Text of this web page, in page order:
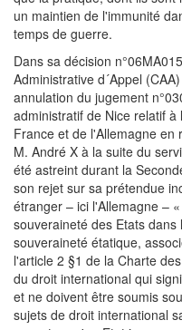
un maintien de l'immunité
temps de guerre.
Dans sa décision
Administrative d´Appel
annulation du jugement
administratif de Nice relatif
France et de l'Allemagne
M. André X à la suite du
été astreint durant la
son rejet sur sa prétendue
étranger – ici l'Allemagne –
souveraineté des Etats
souveraineté étatique,
l'article 2 §1 de la Charte
du droit international qui
et ne doivent être soumis
sujets de droit international